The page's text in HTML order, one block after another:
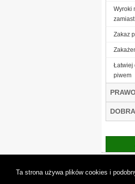
Wyroki
Zakaz
Łatwiej
piwem
Ta strona używa plików cookies i